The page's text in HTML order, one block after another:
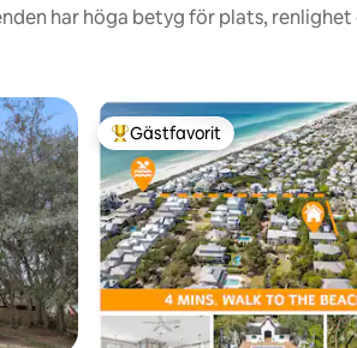
har höga betyg för plats, renlighet
Populär gästfavorit
Gästfavorit